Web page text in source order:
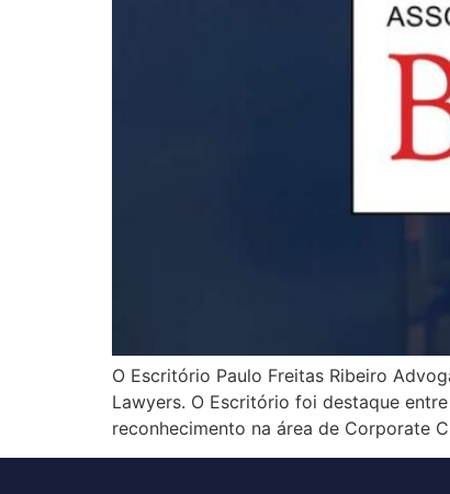
O Escritório Paulo Freitas Ribeiro
Lawyers. O Escritório foi destaque
reconhecimento na área de Corporate